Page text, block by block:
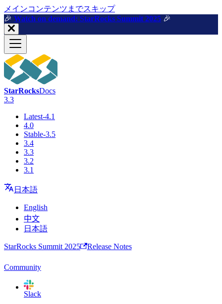
メインコンテンツまでスキップ
🎉️ Watch on demand: StarRocks Summit 2025 🎉️
StarRocksDocs
3.3
Latest-4.1
4.0
Stable-3.5
3.4
3.3
3.2
3.1
日本語
English
中文
日本語
StarRocks Summit 2025 Release Notes
Community
Slack